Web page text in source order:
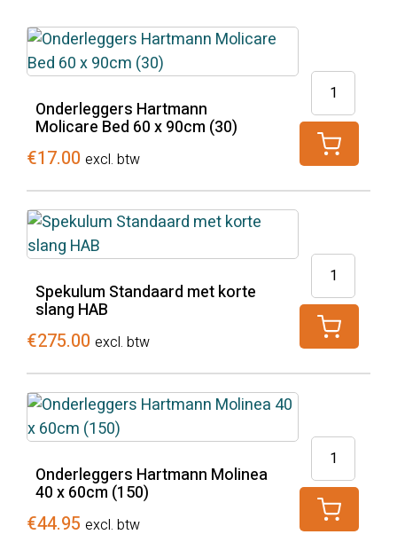
Onderleggers Hartmann
Molicare Bed 60 x 90cm (30)
€17.00 excl. btw
Molicare
Bed
(30)
aantal
Spekulum Standaard met korte
slang HAB
€275.00 excl. btw
Spekulum
met
korte
Onderleggers Hartmann Molinea
40 x 60cm (150)
€44.95 excl. btw
Molinea
40